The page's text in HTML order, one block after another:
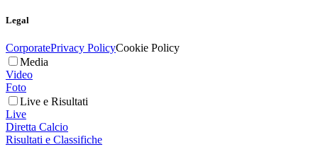
Legal
CorporatePrivacy PolicyCookie Policy
Media
Video
Foto
Live e Risultati
Live
Diretta Calcio
Risultati e Classifiche